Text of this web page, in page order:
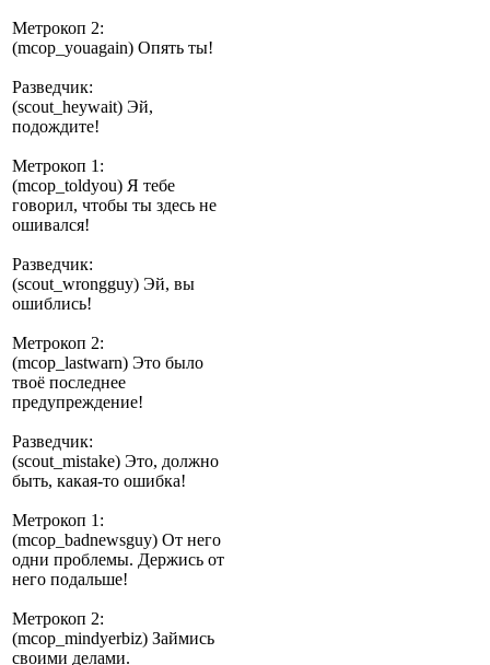
Метрокоп 2:
(mcop_youagain) Опять ты!
Разведчик:
(scout_heywait) Эй,
подождите!
Метрокоп 1:
(mcop_toldyou) Я тебе
говорил, чтобы ты здесь не
ошивался!
Разведчик:
(scout_wrongguy) Эй, вы
ошиблись!
Метрокоп 2:
(mcop_lastwarn) Это было
твоё последнее
предупреждение!
Разведчик:
(scout_mistake) Это, должно
быть, какая-то ошибка!
Метрокоп 1:
(mcop_badnewsguy) От него
одни проблемы. Держись от
него подальше!
Метрокоп 2:
(mcop_mindyerbiz) Займись
своими делами.